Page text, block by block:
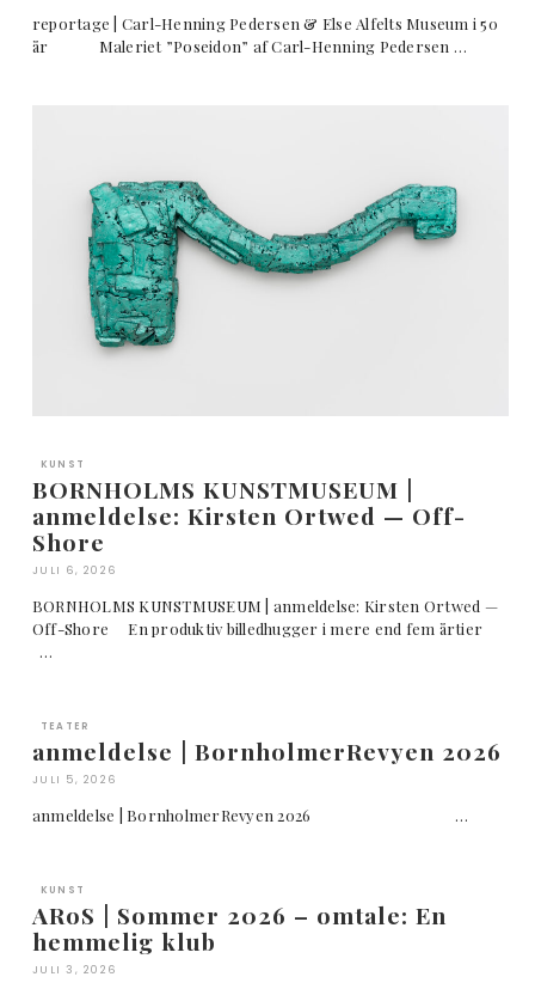
reportage | Carl-Henning Pedersen & Else Alfelts Museum i 50
år Maleriet ”Poseidon” af Carl-Henning Pedersen …
KUNST
BORNHOLMS KUNSTMUSEUM |
anmeldelse: Kirsten Ortwed — Off-
Shore
JULI 6, 2026
BORNHOLMS KUNSTMUSEUM | anmeldelse: Kirsten Ortwed —
Off-Shore En produktiv billedhugger i mere end fem årtier
…
TEATER
anmeldelse | BornholmerRevyen 2026
JULI 5, 2026
anmeldelse | BornholmerRevyen 2026 …
KUNST
ARoS | Sommer 2026 – omtale: En
hemmelig klub
JULI 3, 2026